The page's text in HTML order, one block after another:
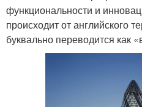
функциональности и
происходит от английского
буквально переводится как